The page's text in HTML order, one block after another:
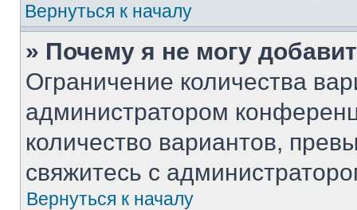
Вернуться к началу
» Почему я не могу
Ограничение количества
администратором
количество вариантов,
свяжитесь с
Вернуться к началу